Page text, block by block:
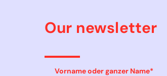
Our newsletter
Vorname oder ganzer Name*